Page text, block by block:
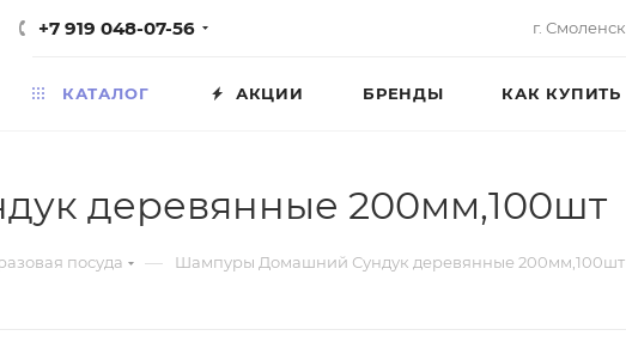
+7 919 048-07-56 г. Смоленск
КАТАЛОГ АКЦИИ БРЕНДЫ КАК КУПИТЬ
деревянные 200мм,100шт
посуда — Шампуры Домашний Сундук деревянные 200мм,100шт